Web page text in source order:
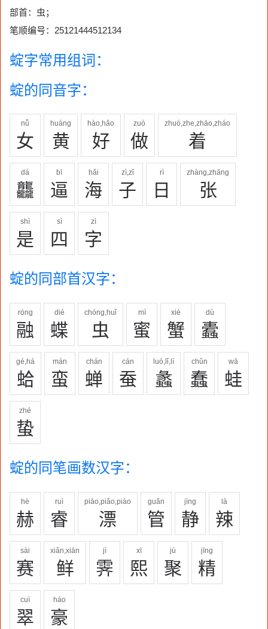
部首：虫；
笔顺编号：25121444512134
蝊字常用组词：
蝊的同音字：
nǚ
女
huáng
黄
hào,hǎo
好
zuò
做
zhuó,zhe,zhāo,zháo
着
dá
龘
bī
逼
hǎi
海
zì,zǐ
子
rì
日
zhàng,zhāng
张
shì
是
sì
四
zì
字
蝊的同部首汉字：
róng
融
dié
蝶
chóng,huǐ
虫
mì
蜜
xiè
蟹
dù
蠹
gé,há
蛤
mán
蛮
chán
蝉
cán
蚕
luó,lǐ,lí
蠡
chǔn
蠢
wā
蛙
zhé
蛰
蝊的同笔画数汉字：
hè
赫
ruì
睿
piāo,piǎo,piào
漂
guǎn
管
jìng
静
là
辣
sài
赛
xiǎn,xiān
鲜
jì
霁
xī
熙
jù
聚
jīng
精
cuì
翠
háo
豪